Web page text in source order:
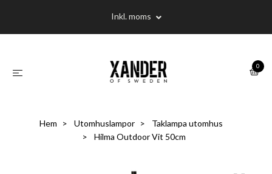
Inkl. moms
0
Hem Utomhuslampor
Taklampa utomhus
Hilma Outdoor Vit 50cm